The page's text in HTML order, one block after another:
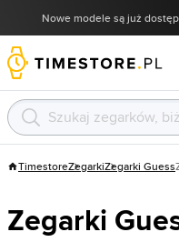
Nowe modele są już
TimestoreZegarkiZegarki Guess
Zegarki